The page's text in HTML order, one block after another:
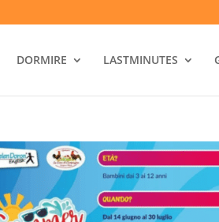
DORMIRE LASTMINUTES